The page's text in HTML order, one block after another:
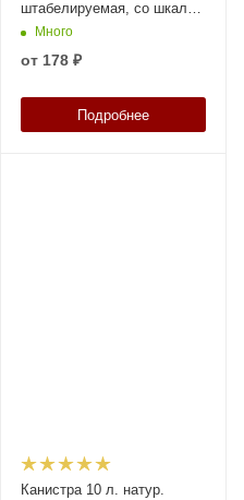
штабелируемая, со шкалой
уровня, с пробкой, код:
Много
от 178 ₽
Подробнее
Канистра 10 л. натур.